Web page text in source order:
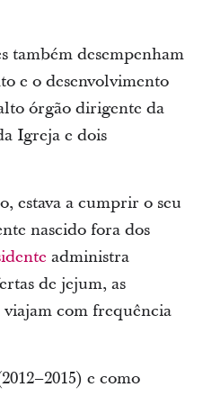
também desempenham
e o desenvolvimento
órgão dirigente da
Igreja e dois
estava a cumprir o seu
nascido fora dos
administra
de jejum, as
viajam com frequência
e como